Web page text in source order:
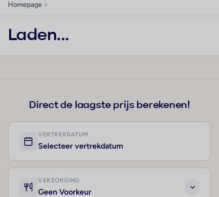
Homepage
Laden...
Direct de laagste prijs berekenen!
VERTREKDATUM
Selecteer vertrekdatum
VERZORGING
Geen Voorkeur